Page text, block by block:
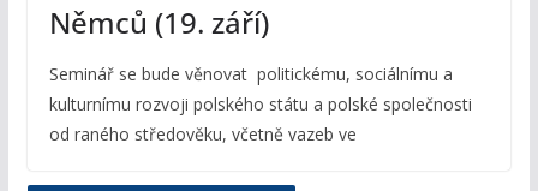
Němců (19. září)
Seminář se bude věnovat politickému, sociálnímu a
kulturnímu rozvoji polského státu a polské společnosti
od raného středověku, včetně vazeb ve